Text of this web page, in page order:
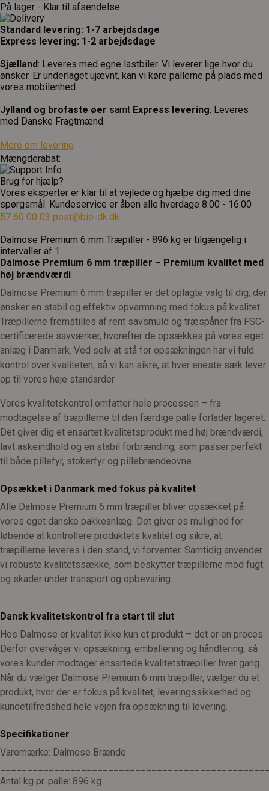
På lager - Klar til afsendelse
Standard levering: 1-7 arbejdsdage
Express levering: 1-2 arbejdsdage
Sjælland: Leveres med egne lastbiler. Vi leverer lige hvor du
ønsker. Er underlaget ujævnt, kan vi køre pallerne på plads med
vores mobilenhed.
Jylland og brofaste øer samt Express levering: Leveres
med Danske Fragtmænd.
Mere om levering
Mængderabat:
Brug for hjælp?
Vores eksperter er klar til at vejlede og hjælpe dig med dine
spørgsmål. Kundeservice er åben alle hverdage 8:00 - 16:00
57 60 00 03 post@bio-dk.dk
Dalmose Premium 6 mm Træpiller - 896 kg er tilgængelig i
intervaller af 1
Dalmose Premium 6 mm træpiller – Premium kvalitet med
høj brændværdi
Dalmose Premium 6 mm træpiller er det oplagte valg til dig, der
ønsker en stabil og effektiv opvarmning med fokus på kvalitet.
Træpillerne fremstilles af rent savsmuld og træspåner fra FSC-
certificerede savværker, hvorefter de opsækkes på vores eget
anlæg i Danmark. Ved selv at stå for opsækningen har vi fuld
kontrol over kvaliteten, så vi kan sikre, at hver eneste sæk lever
op til vores høje standarder.
Vores kvalitetskontrol omfatter hele processen – fra
modtagelse af træpillerne til den færdige palle forlader lageret.
Det giver dig et ensartet kvalitetsprodukt med høj brændværdi,
lavt askeindhold og en stabil forbrænding, som passer perfekt
til både pillefyr, stokerfyr og pillebrændeovne.
Opsækket i Danmark med fokus på kvalitet
Alle Dalmose Premium 6 mm træpiller bliver opsækket på
vores eget danske pakkeanlæg. Det giver os mulighed for
løbende at kontrollere produktets kvalitet og sikre, at
træpillerne leveres i den stand, vi forventer. Samtidig anvender
vi robuste kvalitetssække, som beskytter træpillerne mod fugt
og skader under transport og opbevaring.
Dansk kvalitetskontrol fra start til slut
Hos Dalmose er kvalitet ikke kun et produkt – det er en proces.
Derfor overvåger vi opsækning, emballering og håndtering, så
vores kunder modtager ensartede kvalitetstræpiller hver gang.
Når du vælger Dalmose Premium 6 mm træpiller, vælger du et
produkt, hvor der er fokus på kvalitet, leveringssikkerhed og
kundetilfredshed hele vejen fra opsækning til levering.
Specifikationer
Varemærke: Dalmose Brænde
Antal kg pr. palle: 896 kg